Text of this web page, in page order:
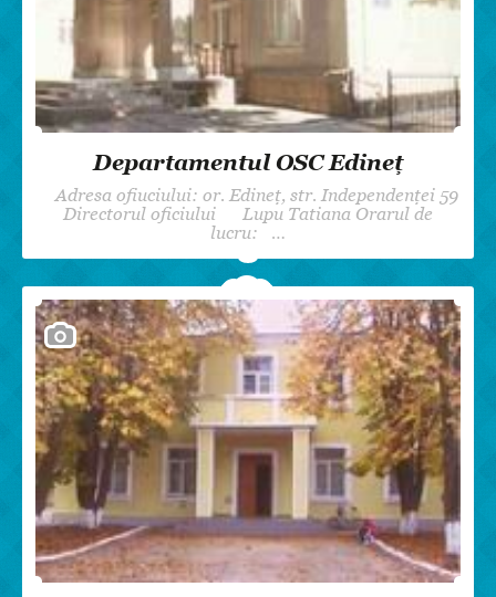
Departamentul OSC Edineț
Adresa ofiuciului: or. Edineț, str. Independenței 59
Directorul oficiului Lupu Tatiana Orarul de
lucru: …